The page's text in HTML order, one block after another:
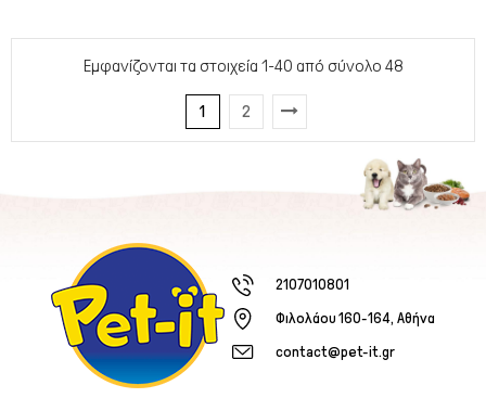
Εμφανίζονται τα στοιχεία 1-40 από σύνολο 48
1 2
2107010801
Φιλολάου 160-164, Αθήνα
contact@pet-it.gr